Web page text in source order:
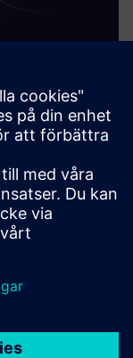
plattform
Bjud
EPC
plattform och...